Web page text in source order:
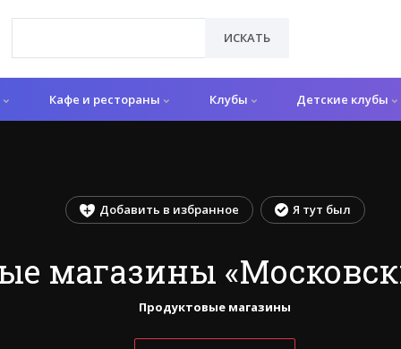
ИСКАТЬ
Кафе и рестораны Клубы Детские клубы
Добавить в избранное Я тут был
магазины
Продуктовые магазины